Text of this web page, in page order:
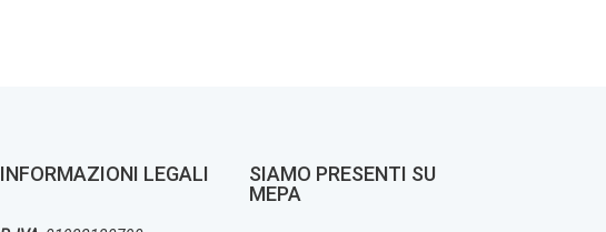
INFORMAZIONI LEGALI
SIAMO PRESENTI SU
MEPA